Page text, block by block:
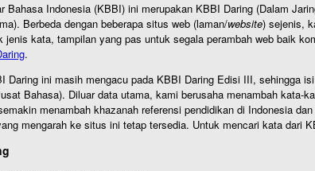
Bahasa Indonesia (KBBI) ini merupakan KBBI Daring (Dalam
Berbeda dengan beberapa situs web (laman/website) sejenis,
jenis kata, tampilan yang pas untuk segala perambah web baik
.
Daring ini masih mengacu pada KBBI Daring Edisi III, sehingga
Bahasa). Diluar data utama, kami berusaha menambah kata-
menambah khazanah referensi pendidikan di Indonesia
mengarah ke situs ini tetap tersedia. Untuk mencari kata dari